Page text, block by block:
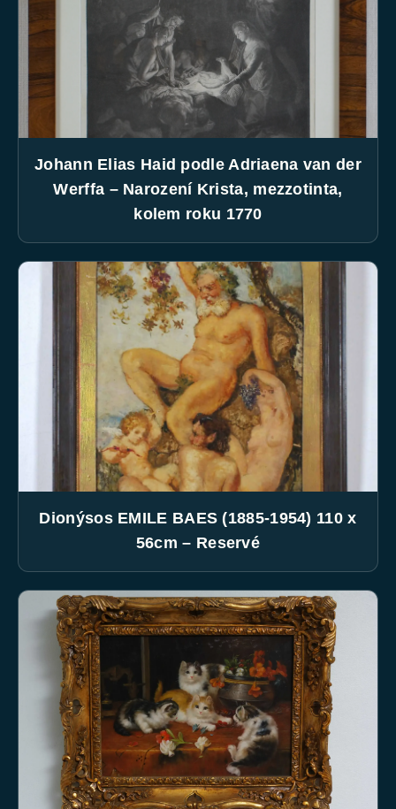
Johann Elias Haid podle Adriaena van der
Werffa – Narození Krista, mezzotinta,
kolem roku 1770
Dionýsos EMILE BAES (1885-1954) 110 x
56cm – Reservé